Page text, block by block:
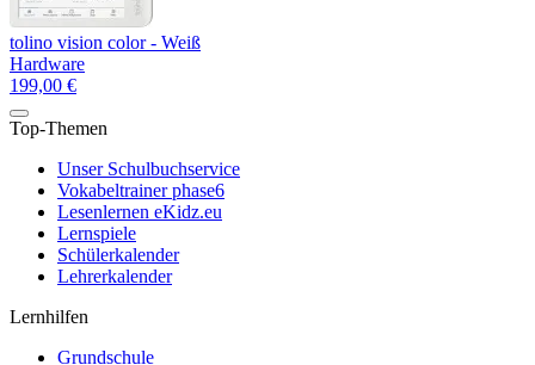
tolino vision color - Weiß
Hardware
199,00 €
Top-Themen
Unser Schulbuchservice
Vokabeltrainer phase6
Lesenlernen eKidz.eu
Lernspiele
Schülerkalender
Lehrerkalender
Lernhilfen
Grundschule